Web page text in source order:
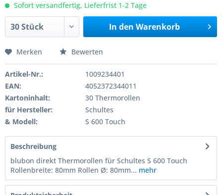
Sofort versandfertig, Lieferfrist 1-2 Tage
In den Warenkorb
Merken Bewerten
Artikel-Nr.:
1009234401
EAN:
4052372344011
Kartoninhalt:
30 Thermorollen
für Hersteller:
Schultes
& Modell:
S 600 Touch
Beschreibung
blubon direkt Thermorollen für Schultes S 600 Touch
Rollenbreite: 80mm Rollen Ø: 80mm... mehr